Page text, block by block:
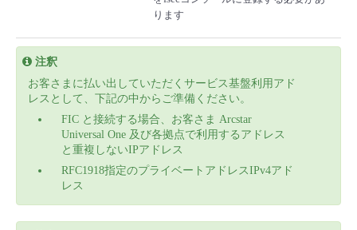
ります
注釈
お客さまに払い出していただくサービス基盤利用アド
レスとして、下記の中からご準備ください。
FIC と接続する場合、お客さま Arcstar
Universal One 及び各拠点で利用するアドレス
と重複しないIPアドレス
RFC1918指定のプライベートアドレスIPv4アド
レス